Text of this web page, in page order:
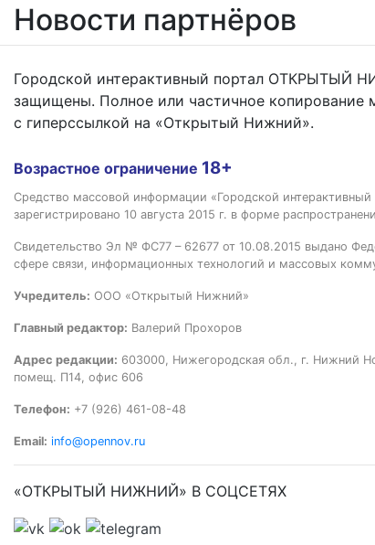
Новости партнёров
Городской интерактивный портал ОТКРЫТЫЙ
защищены. Полное или частичное копирование
с гиперссылкой на «Открытый Нижний».
Возрастное ограничение 18+
Средство массовой информации «Городской
зарегистрировано 10 августа 2015 г. в форме
Свидетельство Эл № ФС77 – 62677 от 10.08.2015 выдано
сфере связи, информационных технологий и массовых
Учредитель: ООО «Открытый Нижний»
Главный редактор: Валерий Прохоров
Адрес редакции: 603000, Нижегородская обл., г. Нижний
помещ. П14, офис 606
Телефон: +7 (926) 461-08-48
Email: info@opennov.ru
«ОТКРЫТЫЙ НИЖНИЙ» В СОЦСЕТЯХ